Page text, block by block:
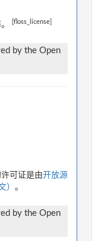
[floss_license]
by the Open
可证是由开放源
） 。
by the Open